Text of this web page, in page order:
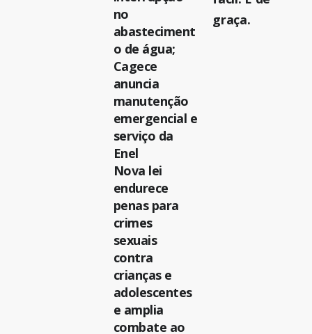
no
abasteciment
o de água;
Cagece
anuncia
manutenção
emergencial e
serviço da
Enel
Nova lei
endurece
penas para
crimes
sexuais
contra
crianças e
adolescentes
e amplia
combate ao
graça.